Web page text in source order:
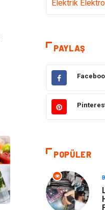
Elektrik
Gıda
Otomotiv
Yapı İnşaat
PAYLAŞ
POPÜLER